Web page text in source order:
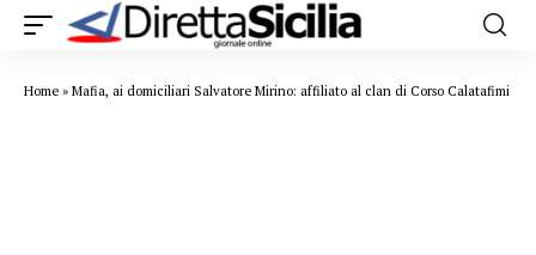
Home » Mafia, ai domiciliari Salvatore Mirino: affiliato al clan di Corso Calatafimi